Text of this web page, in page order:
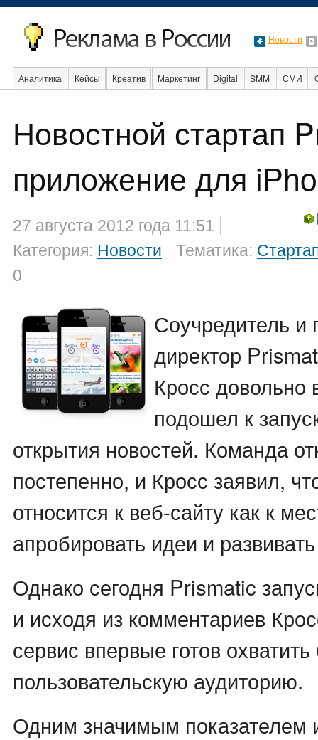
Новости
Аналитика Кейсы Креатив Маркетинг Digital SMM СМИ
Новостной стартап
приложение для
27 августа 2012 года 11:51
Категория: Новости Тематика:
0
Соучредитель и
директор
Кросс довольно
подошел к
открытия новостей. Команда
постепенно, и Кросс заявил,
относится к веб-сайту как к
апробировать идеи и
Однако сегодня Prismatic
и исходя из комментариев
сервис впервые готов
пользовательскую аудиторию.
Одним значимым показателем